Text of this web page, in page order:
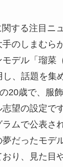
する注目ニ
のしまむら
デル「瑠菜
、話題を集
20歳で、服
望の設定で
ムで公表さ
夢だったモデ
り、見た目